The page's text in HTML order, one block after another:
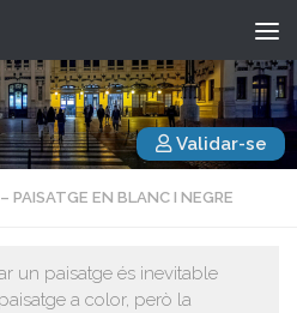
Validar-se
PAISATGE EN BLANC I NEGRE
un paisatge és inevitable
a color, però la